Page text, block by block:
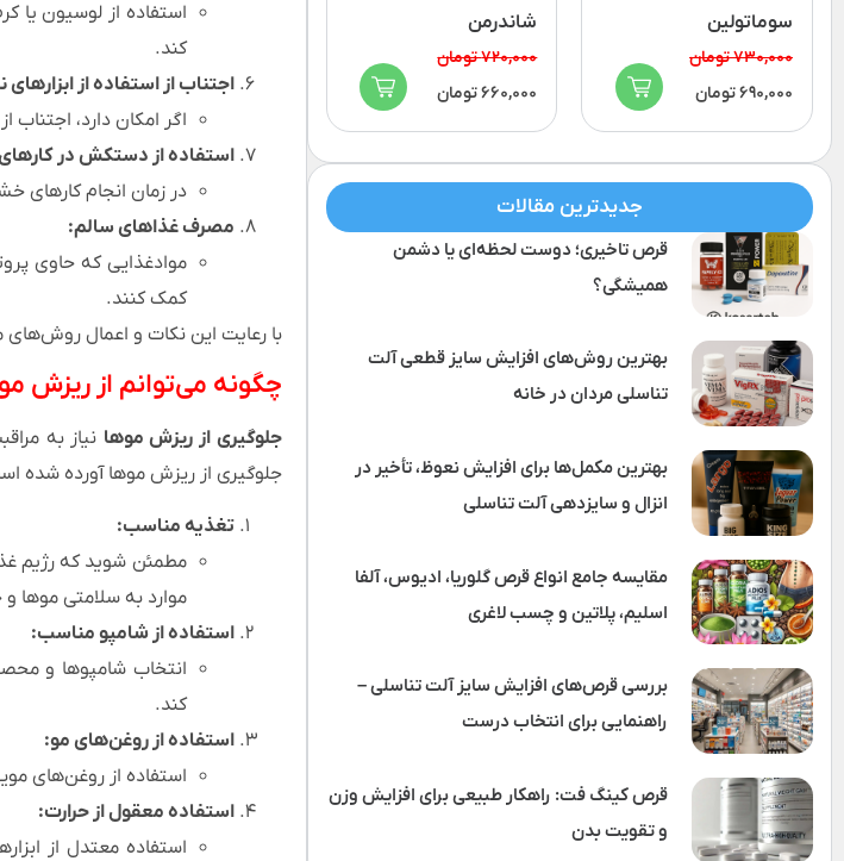
سوماتولین
730,000 تومان
690,000 تومان
شاندرمن
720,000 تومان
660,000 تومان
جدیدترین مقالات
قرص تاخیری؛ دوست لحظه‌ای یا دشمن
همیشگی؟
بهترین روش‌های افزایش سایز قطعی آلت
تناسلی مردان در خانه
بهترین مکمل‌ها برای افزایش نعوظ، تأخیر در
انزال و سایزدهی آلت تناسلی
مقایسه جامع انواع قرص گلوریا، ادیوس، آلفا
اسلیم، پلاتین و چسب لاغری
بررسی قرص‌های افزایش سایز آلت تناسلی –
راهنمایی برای انتخاب درست
قرص کینگ فت: راهکار طبیعی برای افزایش وزن
و تقویت بدن
استفاده از لوسیون
کند.
اجتناب از استفاده از ابزارهای
اگر امکان دارد،
استفاده از دستکش در
در زمان انجام کارهای
مصرف غذاهای سالم:
کمک کنند.
با رعایت این نکات و اعمال روش‌های
چگونه می‌توانم از ریزش
جلوگیری از ریزش موها نیاز به
جلوگیری از ریزش موها آورده شده
تغذیه مناسب:
موارد به سلامتی موها
استفاده از شامپو مناسب:
انتخاب شامپوها و
کند.
استفاده از روغن‌های مو:
استفاده از روغن‌های
استفاده معقول از حرارت:
استفاده معتدل از